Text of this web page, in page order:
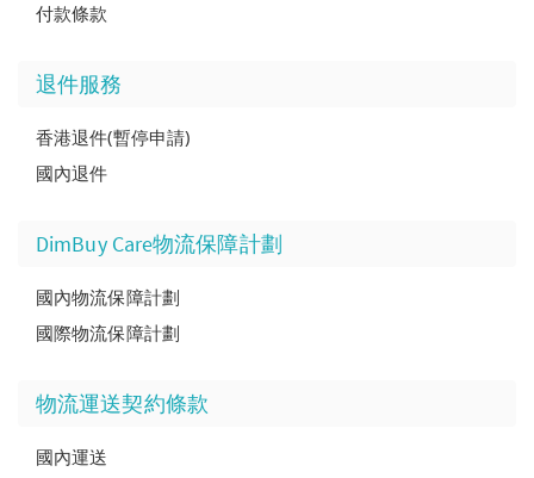
付款條款
退件服務
香港退件(暫停申請)
國內退件
DimBuy Care物流保障計劃
國內物流保障計劃
國際物流保障計劃
物流運送契約條款
國內運送